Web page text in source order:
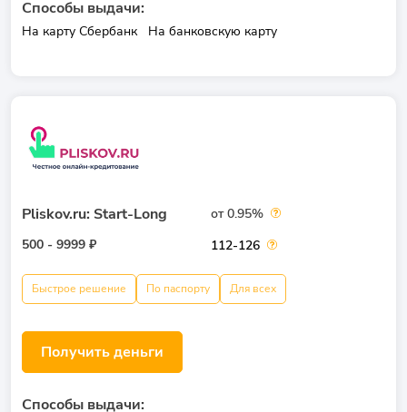
Способы выдачи:
На карту Сбербанк На банковскую карту
Pliskov.ru: Start-Long
500 - 9999 ₽
от 0.95%
112-126
Быстрое решение По паспорту Для всех
Получить деньги
Способы выдачи: